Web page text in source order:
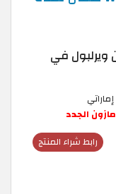
ويرلبول في
رابط شراء المنتج